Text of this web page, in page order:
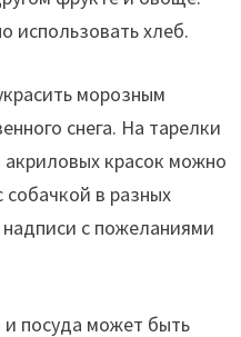
использовать хлеб.
морозным
снега. На тарелки
красок можно
собачкой в разных
с пожеланиями
посуда может быть